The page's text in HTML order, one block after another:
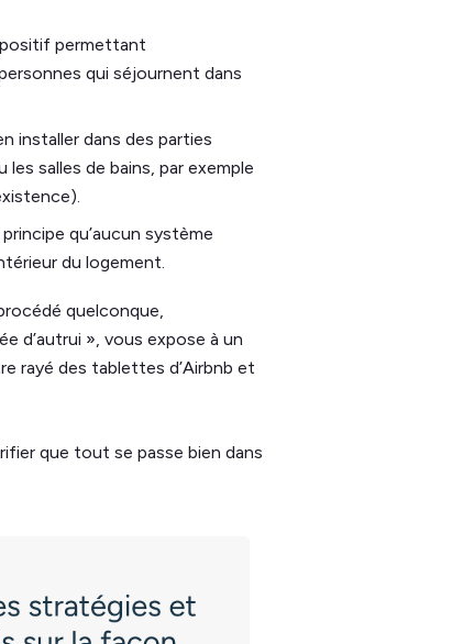
permettant
qui séjournent dans
installer dans des parties
salles de bains, par exemple
qu’aucun système
du logement.
quelconque,
d’autrui », vous expose à un
rayé des tablettes d’Airbnb et
que tout se passe bien dans